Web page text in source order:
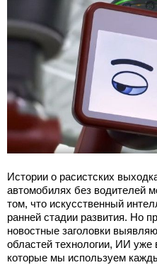
Истории о расистских
автомобилях без водителей
том, что искусственный
ранней стадии развития. Но
новостные заголовки
областей технологии, ИИ уже
которые мы используем